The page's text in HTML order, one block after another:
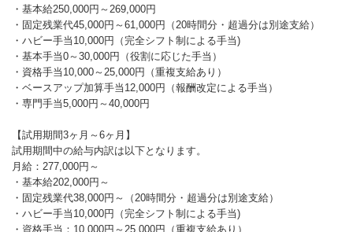
・基本給250,000円～269,000円
・固定残業代45,000円～61,000円（20時間分・超過分は別途支給）
・ハビー手当10,000円（完全シフト制による手当)
・基本手当0～30,000円（役割に応じた手当）
・資格手当10,000～25,000円（重複支給あり）
・ベースアップ加算手当12,000円（報酬改定による手当）
・専門手当5,000円～40,000円
【試用期間3ヶ月～6ヶ月】
試用期間中の給与内訳は以下となります。
月給：277,000円～
・基本給202,000円～
・固定残業代38,000円～（20時間分・超過分は別途支給）
・ハビー手当10,000円（完全シフト制による手当)
・資格手当：10,000円～25,000円（重複支給あり）